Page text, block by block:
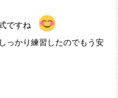
ですね
っかり練習したのでもう安